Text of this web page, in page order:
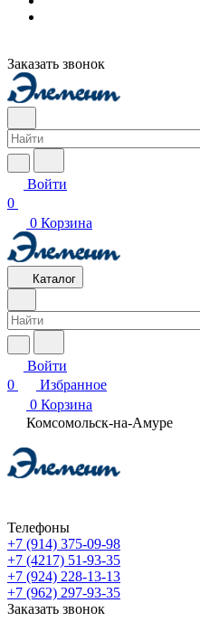
Заказать звонок
Войти
0
0 Корзина
Каталог
Войти
0
Избранное
0 Корзина
Комсомольск-на-Амуре
Телефоны
+7 (914) 375-09-98
+7 (4217) 51-93-35
+7 (924) 228-13-13
+7 (962) 297-93-35
Заказать звонок